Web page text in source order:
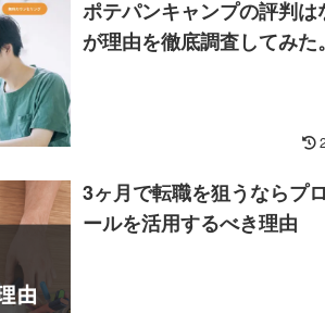
ポテパンキャンプの評判
が理由を徹底調査してみた。
3ヶ月で転職を狙うならプ
ールを活用するべき理由